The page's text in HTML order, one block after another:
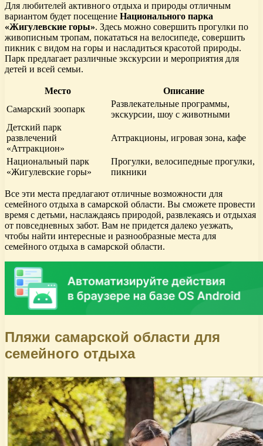
Для любителей активного отдыха и природы отличным
вариантом будет посещение Национального парка
«Жигулевские горы». Здесь можно совершить прогулки по
живописным тропам, покататься на велосипеде, совершить
пикник с видом на горы и насладиться красотой природы.
Парк предлагает различные экскурсии и мероприятия для
детей и всей семьи.
Место
Описание
Самарский зоопарк
Развлекательные программы,
экскурсии, шоу с животными
Детский парк
развлечений
«Аттракцион»
Аттракционы, игровая зона, кафе
Национальный парк
«Жигулевские горы»
Прогулки, велосипедные прогулки,
пикники
Все эти места предлагают отличные возможности для
семейного отдыха в самарской области. Вы сможете провести
время с детьми, наслаждаясь природой, развлекаясь и отдыхая
от повседневных забот. Вам не придется далеко уезжать,
чтобы найти интересные и разнообразные места для
семейного отдыха в самарской области.
Пляжи самарской области для
семейного отдыха